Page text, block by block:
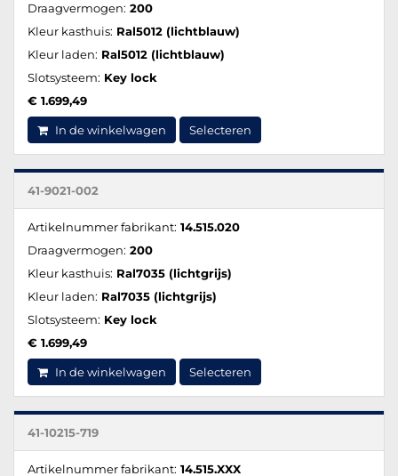
Draagvermogen: 200
Kleur kasthuis: Ral5012 (lichtblauw)
Kleur laden: Ral5012 (lichtblauw)
Slotsysteem: Key lock
€ 1.699,49
In de winkelwagen Selecteren
41-9021-002
Artikelnummer fabrikant: 14.515.020
Draagvermogen: 200
Kleur kasthuis: Ral7035 (lichtgrijs)
Kleur laden: Ral7035 (lichtgrijs)
Slotsysteem: Key lock
€ 1.699,49
In de winkelwagen Selecteren
41-10215-719
Artikelnummer fabrikant: 14.515.XXX